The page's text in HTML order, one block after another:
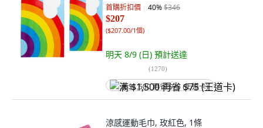
首購折扣價 40%$346
$207
($207.00/1個)
明天 8/9 (日) 預計送達
(1270)
满 $1,500 再省 $75 (王道卡)
涼感運動毛巾, 玫紅色, 1條